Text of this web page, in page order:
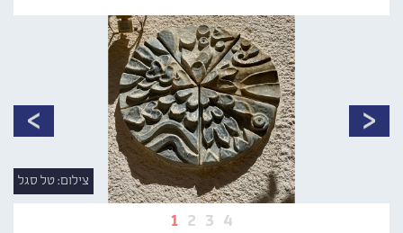
1 2 3 4
צילום: טל סגל